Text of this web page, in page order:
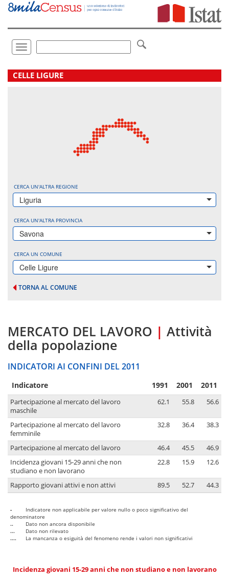
Vai
direttamente
Toggle
navigation
.
CELLE LIGURE
CERCA UN'ALTRA REGIONE
Liguria
CERCA UN'ALTRA PROVINCIA
Savona
CERCA UN COMUNE
Celle Ligure
TORNA AL COMUNE
MERCATO DEL LAVORO | Attività
della popolazione
INDICATORI AI CONFINI DEL 2011
Indicatore 1991 2001 2011
Partecipazione al mercato del lavoro
maschile
62.1 55.8 56.6
Partecipazione al mercato del lavoro
femminile
32.8 36.4 38.3
Partecipazione al mercato del lavoro 46.4 45.5
46.9
Incidenza giovani 15-29 anni che non
studiano e non lavorano
22.8 15.9 12.6
Rapporto giovani attivi e non attivi 89.5 52.7 44.3
-
Indicatore non applicabile per valore nullo o poco significativo del
denominatore
..
Dato non ancora disponibile
...
Dato non rilevato
....
La mancanza o esiguità del fenomeno rende i valori non significativi
Incidenza giovani 15-29 anni che non studiano e non lavorano